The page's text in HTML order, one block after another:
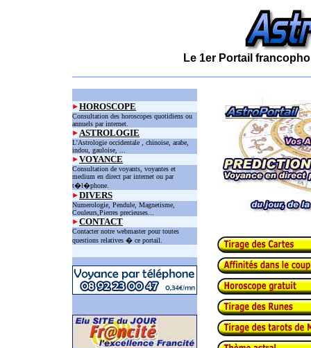
Le 1er Portail
HOROSCOPE
Consultation des horoscopes quotidiens ou
annuels par internet.
ASTROLOGIE
L'Astrologie occidentale , chinoise, arabe,
indou, gauloise, ...
VOYANCE
Consultation de voyants, voyantes et
medium en direct par internet ou par
t�l�phone.
DIVERS
Numerologie, Pendule, Magnetisme,
Couleurs,Pierres precieuses...
CONTACT
Contacter notre webmaster pour toutes
questions relatives � ce portail.